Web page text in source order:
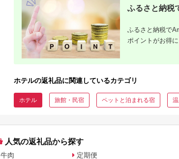
ふるさと納税
ふるさと納税で
ポイントがお得
ホテルの返礼品に関連しているカテゴリ
ホテル 旅館・民宿 ペットと泊まれる宿
人気の返礼品から探す
牛肉
定期便